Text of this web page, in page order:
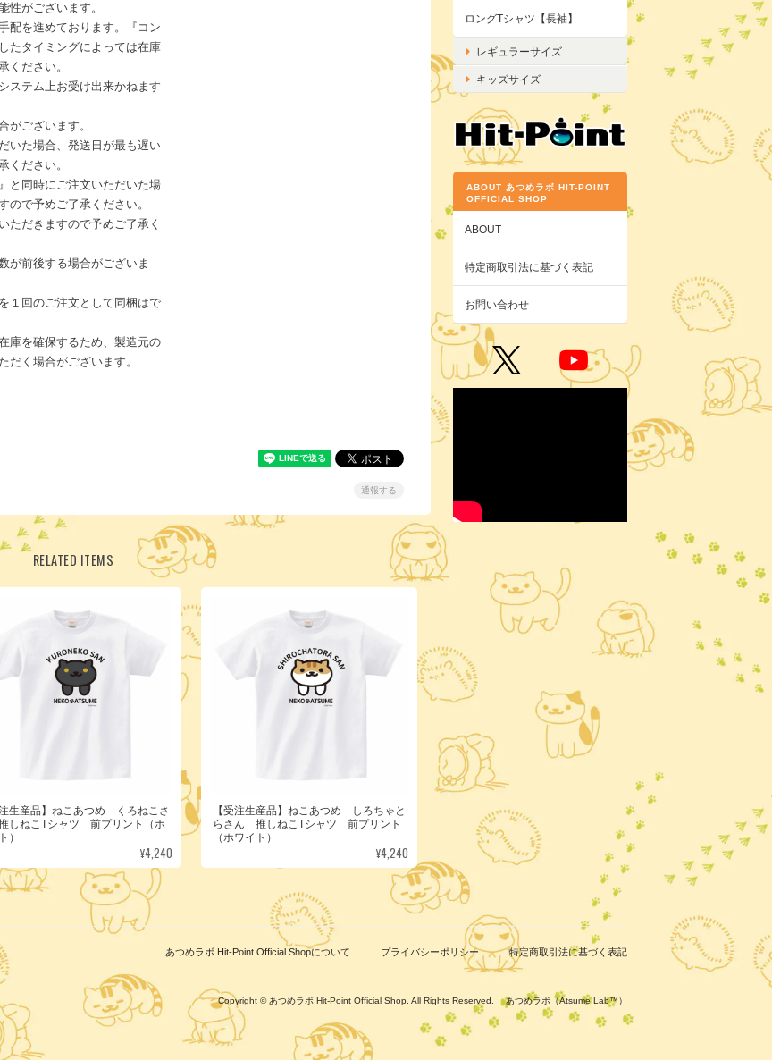
がございます。
配を進めております。『コン
たタイミングによっては在庫
ください。
ステム上お受け出来かねます
がございます。
いた場合、発送日が最も遅い
ください。
と同時にご注文いただいた場
ので予めご了承ください。
ただきますので予めご了承く
が前後する場合がございま
１回のご注文として同梱はで
庫を確保するため、製造元の
だく場合がございます。
通報する
RELATED ITEMS
注生産品】ねこあつめ くろねこさ
しねこTシャツ 前プリント（ホ
）
¥4,240
【受注生産品】ねこあつめ しろちゃと
らさん 推しねこTシャツ 前プリント
（ホワイト）
¥4,240
ロングTシャツ【長袖】
レギュラーサイズ
キッズサイズ
ABOUT あつめラボ HIT-POINT
OFFICIAL SHOP
ABOUT
特定商取引法に基づく表記
お問い合わせ
あつめラボ Hit-Point Official Shopについて プライバシーポリシー 特定商取引法に基づく表記
Copyright © あつめラボ Hit-Point Official Shop. All Rights Reserved. あつめラボ（Atsume Lab™）